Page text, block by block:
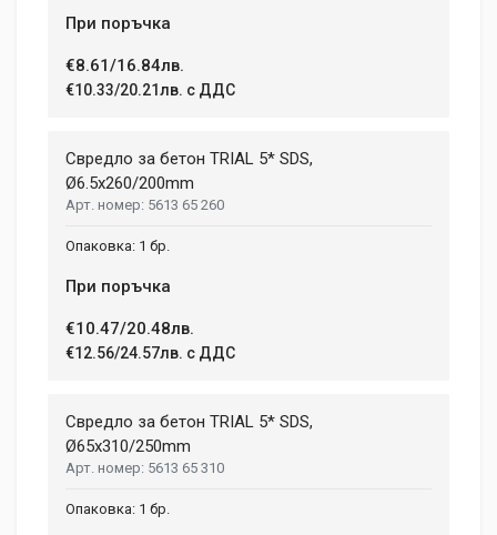
При поръчка
€8.61/16.84лв.
€10.33/20.21лв. с ДДС
Свредло за бетон TRIAL 5* SDS,
Ø6.5x260/200mm
5613 65 260
1 бр.
При поръчка
€10.47/20.48лв.
€12.56/24.57лв. с ДДС
Свредло за бетон TRIAL 5* SDS,
Ø65х310/250mm
5613 65 310
1 бр.